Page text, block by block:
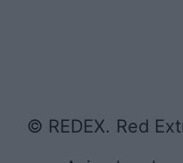
© REDEX. Red